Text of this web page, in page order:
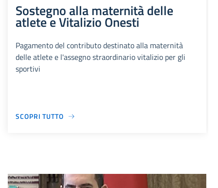
Sostegno alla maternità delle
atlete e Vitalizio Onesti
Pagamento del contributo destinato alla maternità
delle atlete e l'assegno straordinario vitalizio per gli
sportivi
SCOPRI TUTTO